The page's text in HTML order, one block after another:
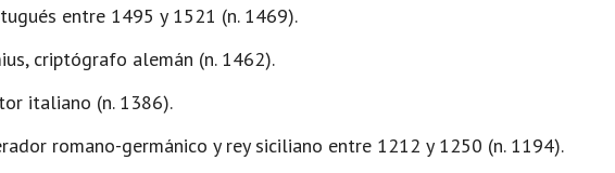
entre 1495 y 1521 (n. 1469).
criptógrafo alemán (n. 1462).
italiano (n. 1386).
romano-germánico y rey siciliano entre 1212 y 1250 (n. 1194).